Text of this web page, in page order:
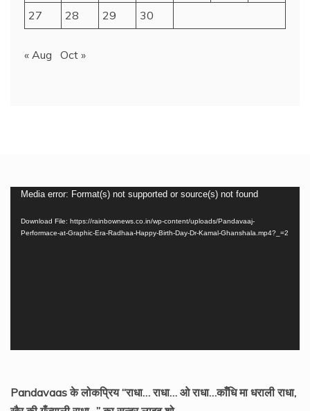
27
28 29 30
« Aug Oct »
Video
Media error: Format(s) not supported or source(s) not found
Download File: https://rainbownews.co.in/wp-content/uploads/Pandavaaj-
Performace-at-Graphic-Era-Radhaa-Happy-Birth-Day-Dr-Kamal-Ghanshala.mp4?_=2
Pandavaas के लोकप्रिय “राधा… राधा… ओ राधा…काँधि मा धराली राधा,